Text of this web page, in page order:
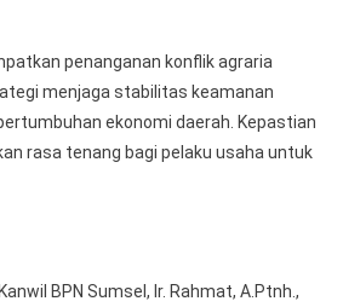
penanganan konflik agraria
menjaga stabilitas keamanan
ekonomi daerah. Kepastian
rasa tenang bagi pelaku usaha untuk
BPN Sumsel, Ir. Rahmat, A.Ptnh.,